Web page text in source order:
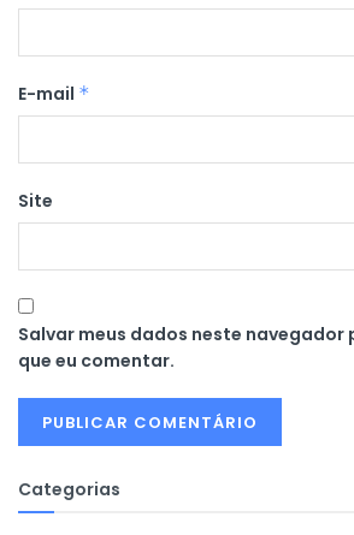
E-mail *
Site
Salvar meus dados neste navegador
que eu comentar.
Categorias